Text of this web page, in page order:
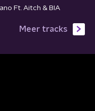
Ft. Aitch & BIA
Meer tracks